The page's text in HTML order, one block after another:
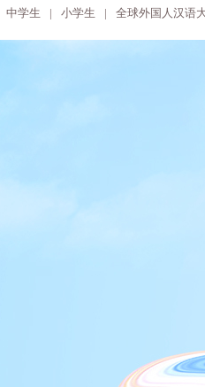
中学生 | 小学生 | 全球外国人汉语